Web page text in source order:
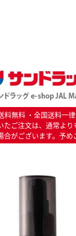
料無料 ・全国送料一
たご注文は、通常よ
合がございます。予め